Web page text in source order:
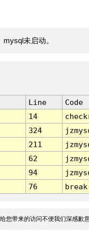
未启动。
Line
Code
14
324
211
62
94
76
您带来的访问不便我们深感歉